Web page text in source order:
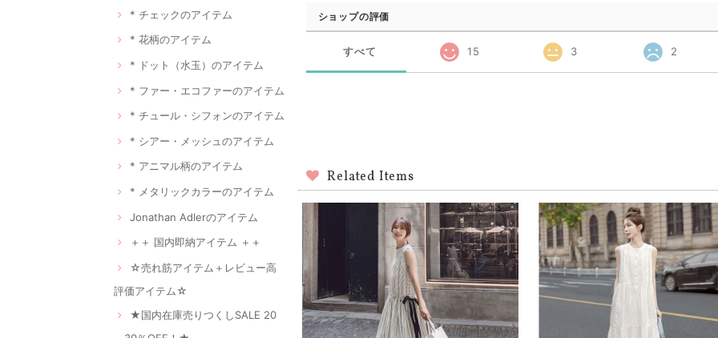
* チェックのアイテム
* 花柄のアイテム
* ドット（水玉）のアイテム
* ファー・エコファーのアイテム
* チュール・シフォンのアイテム
* シアー・メッシュのアイテム
* アニマル柄のアイテム
* メタリックカラーのアイテム
Jonathan Adlerのアイテム
＋＋ 国内即納アイテム ＋＋
☆売れ筋アイテム＋レビュー高
評価アイテム☆
★国内在庫売りつくしSALE 20
ショップの評価
すべて 15 3 2
Related Items